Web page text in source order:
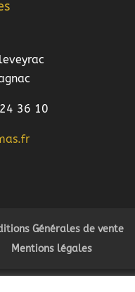
36 10
Générales de vente
Mentions légales